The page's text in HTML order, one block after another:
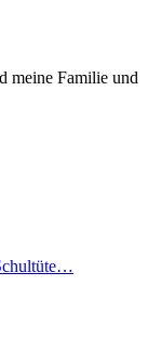
meine Familie und